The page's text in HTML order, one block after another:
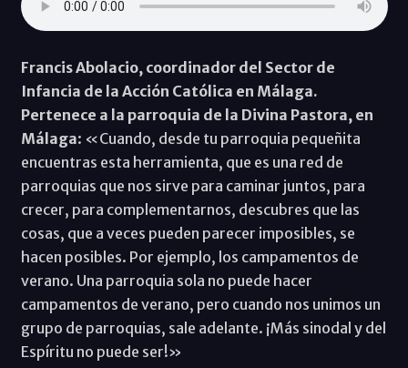
Francis Abolacio, coordinador del Sector de
Infancia de la Acción Católica en Málaga.
Pertenece a la parroquia de la Divina Pastora, en
Málaga: «Cuando, desde tu parroquia pequeñita
encuentras esta herramienta, que es una red de
parroquias que nos sirve para caminar juntos, para
crecer, para complementarnos, descubres que las
cosas, que a veces pueden parecer imposibles, se
hacen posibles. Por ejemplo, los campamentos de
verano. Una parroquia sola no puede hacer
campamentos de verano, pero cuando nos unimos un
grupo de parroquias, sale adelante. ¡Más sinodal y del
Espíritu no puede ser!»